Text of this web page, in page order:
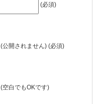
(必須)
(公開されません) (必須)
(空白でもOKです)